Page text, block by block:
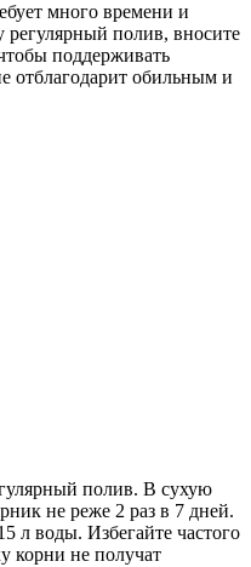
много времени и
регулярный полив, вносите
поддерживать
отблагодарит обильным и
полив. В сухую
не реже 2 раз в 7 дней.
л воды. Избегайте частого
корни не получат